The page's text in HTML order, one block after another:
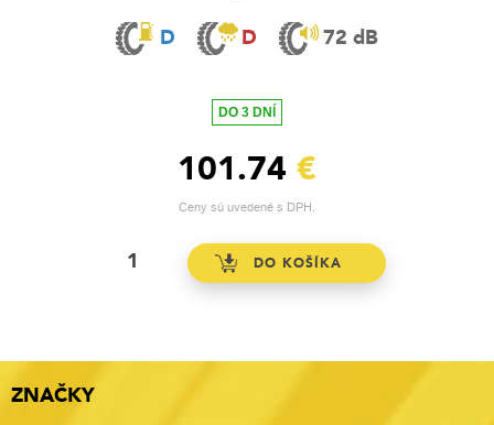
D D 72 dB
DO 3 DNÍ
101.74 €
Ceny sú uvedené s DPH.
ZNAČKY